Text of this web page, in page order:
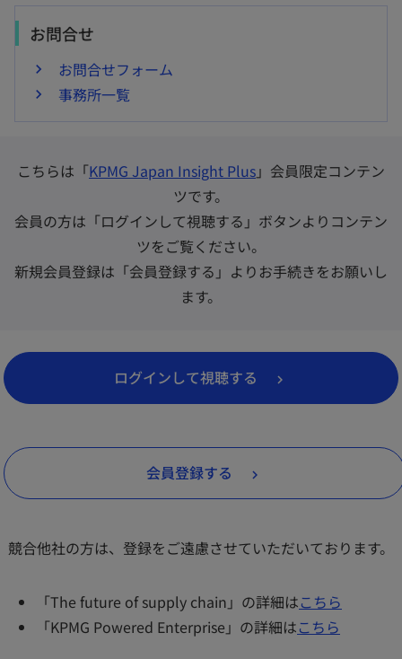
お問合せ
お問合せフォーム
事務所一覧
こちらは「KPMG Japan Insight Plus」会員限定コンテン
ツです。
会員の方は「ログインして視聴する」ボタンよりコンテン
ツをご覧ください。
新規会員登録は「会員登録する」よりお手続きをお願いし
ます。
ログインして視聴する
し
タ
で
く
会員登録する
競合他社の方は、登録をご遠慮させていただいております。
「The future of supply chain」の詳細はこちら
「KPMG Powered Enterprise」の詳細はこちら